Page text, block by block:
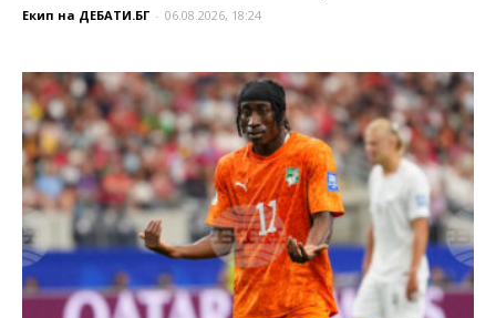
Екип на ДЕБАТИ.БГ - 06.08.2026, 18:24